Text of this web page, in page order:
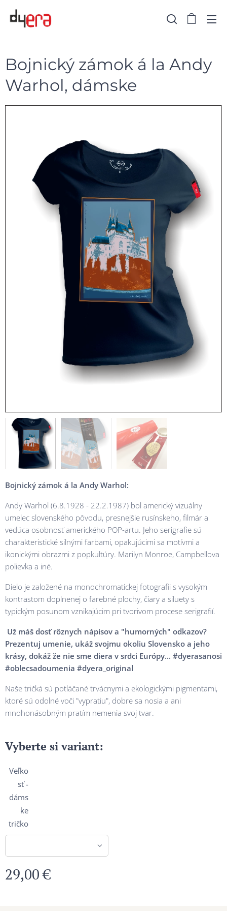
Bojnický zámok á la Andy
Warhol, dámske
Bojnický zámok á la Andy Warhol:
Andy Warhol (6.8.1928 - 22.2.1987) bol americký vizuálny
umelec slovenského pôvodu, presnejšie rusínskeho, filmár a
vedúca osobnosť amerického POP-artu. Jeho serigrafie sú
charakteristické silnými farbami, opakujúcimi sa motívmi a
ikonickými obrazmi z popkultúry. Marilyn Monroe, Campbellova
polievka a iné.
Dielo je založené na monochromatickej fotografii s vysokým
kontrastom doplnenej o farebné plochy, čiary a siluety s
typickým posunom vznikajúcim pri tvorivom procese serigrafií.
Už máš dosť rôznych nápisov a "humorných" odkazov?
Prezentuj umenie, ukáž svojmu okoliu Slovensko a jeho
krásy, dokáž že nie sme diera v srdci Európy... #dyerasanosi
#oblecsadoumenia #dyera_original
Naše tričká sú potláčané trvácnymi a ekologickými pigmentami,
ktoré sú odolné voči "vypratiu", dobre sa nosia a ani
mnohonásobným pratím nemenia svoj tvar.
Vyberte si variant:
Veľko
sť -
dáms
ke
tričko
29,00€